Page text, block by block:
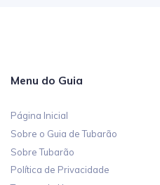
Menu do Guia
Página Inicial
Sobre o Guia de Tubarão
Sobre Tubarão
Política de Privacidade